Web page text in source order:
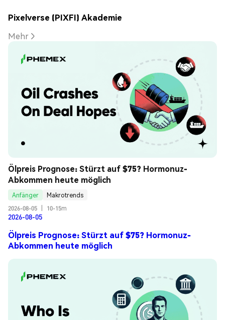
Pixelverse (PIXFI) Akademie
Mehr
Ölpreis Prognose: Stürzt auf $75? Hormonuz-
Abkommen heute möglich
Anfänger
Makrotrends
2026-08-05
10-15m
2026-08-05
Ölpreis Prognose: Stürzt auf $75? Hormonuz-
Abkommen heute möglich